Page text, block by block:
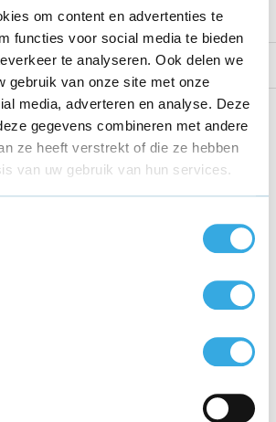
om content en advertenties te
functies voor social media te bieden
te analyseren. Ook delen we
gebruik van onze site met onze
media, adverteren en analyse. Deze
gegevens combineren met andere
ze heeft verstrekt of die ze hebben
van uw gebruik van hun services.